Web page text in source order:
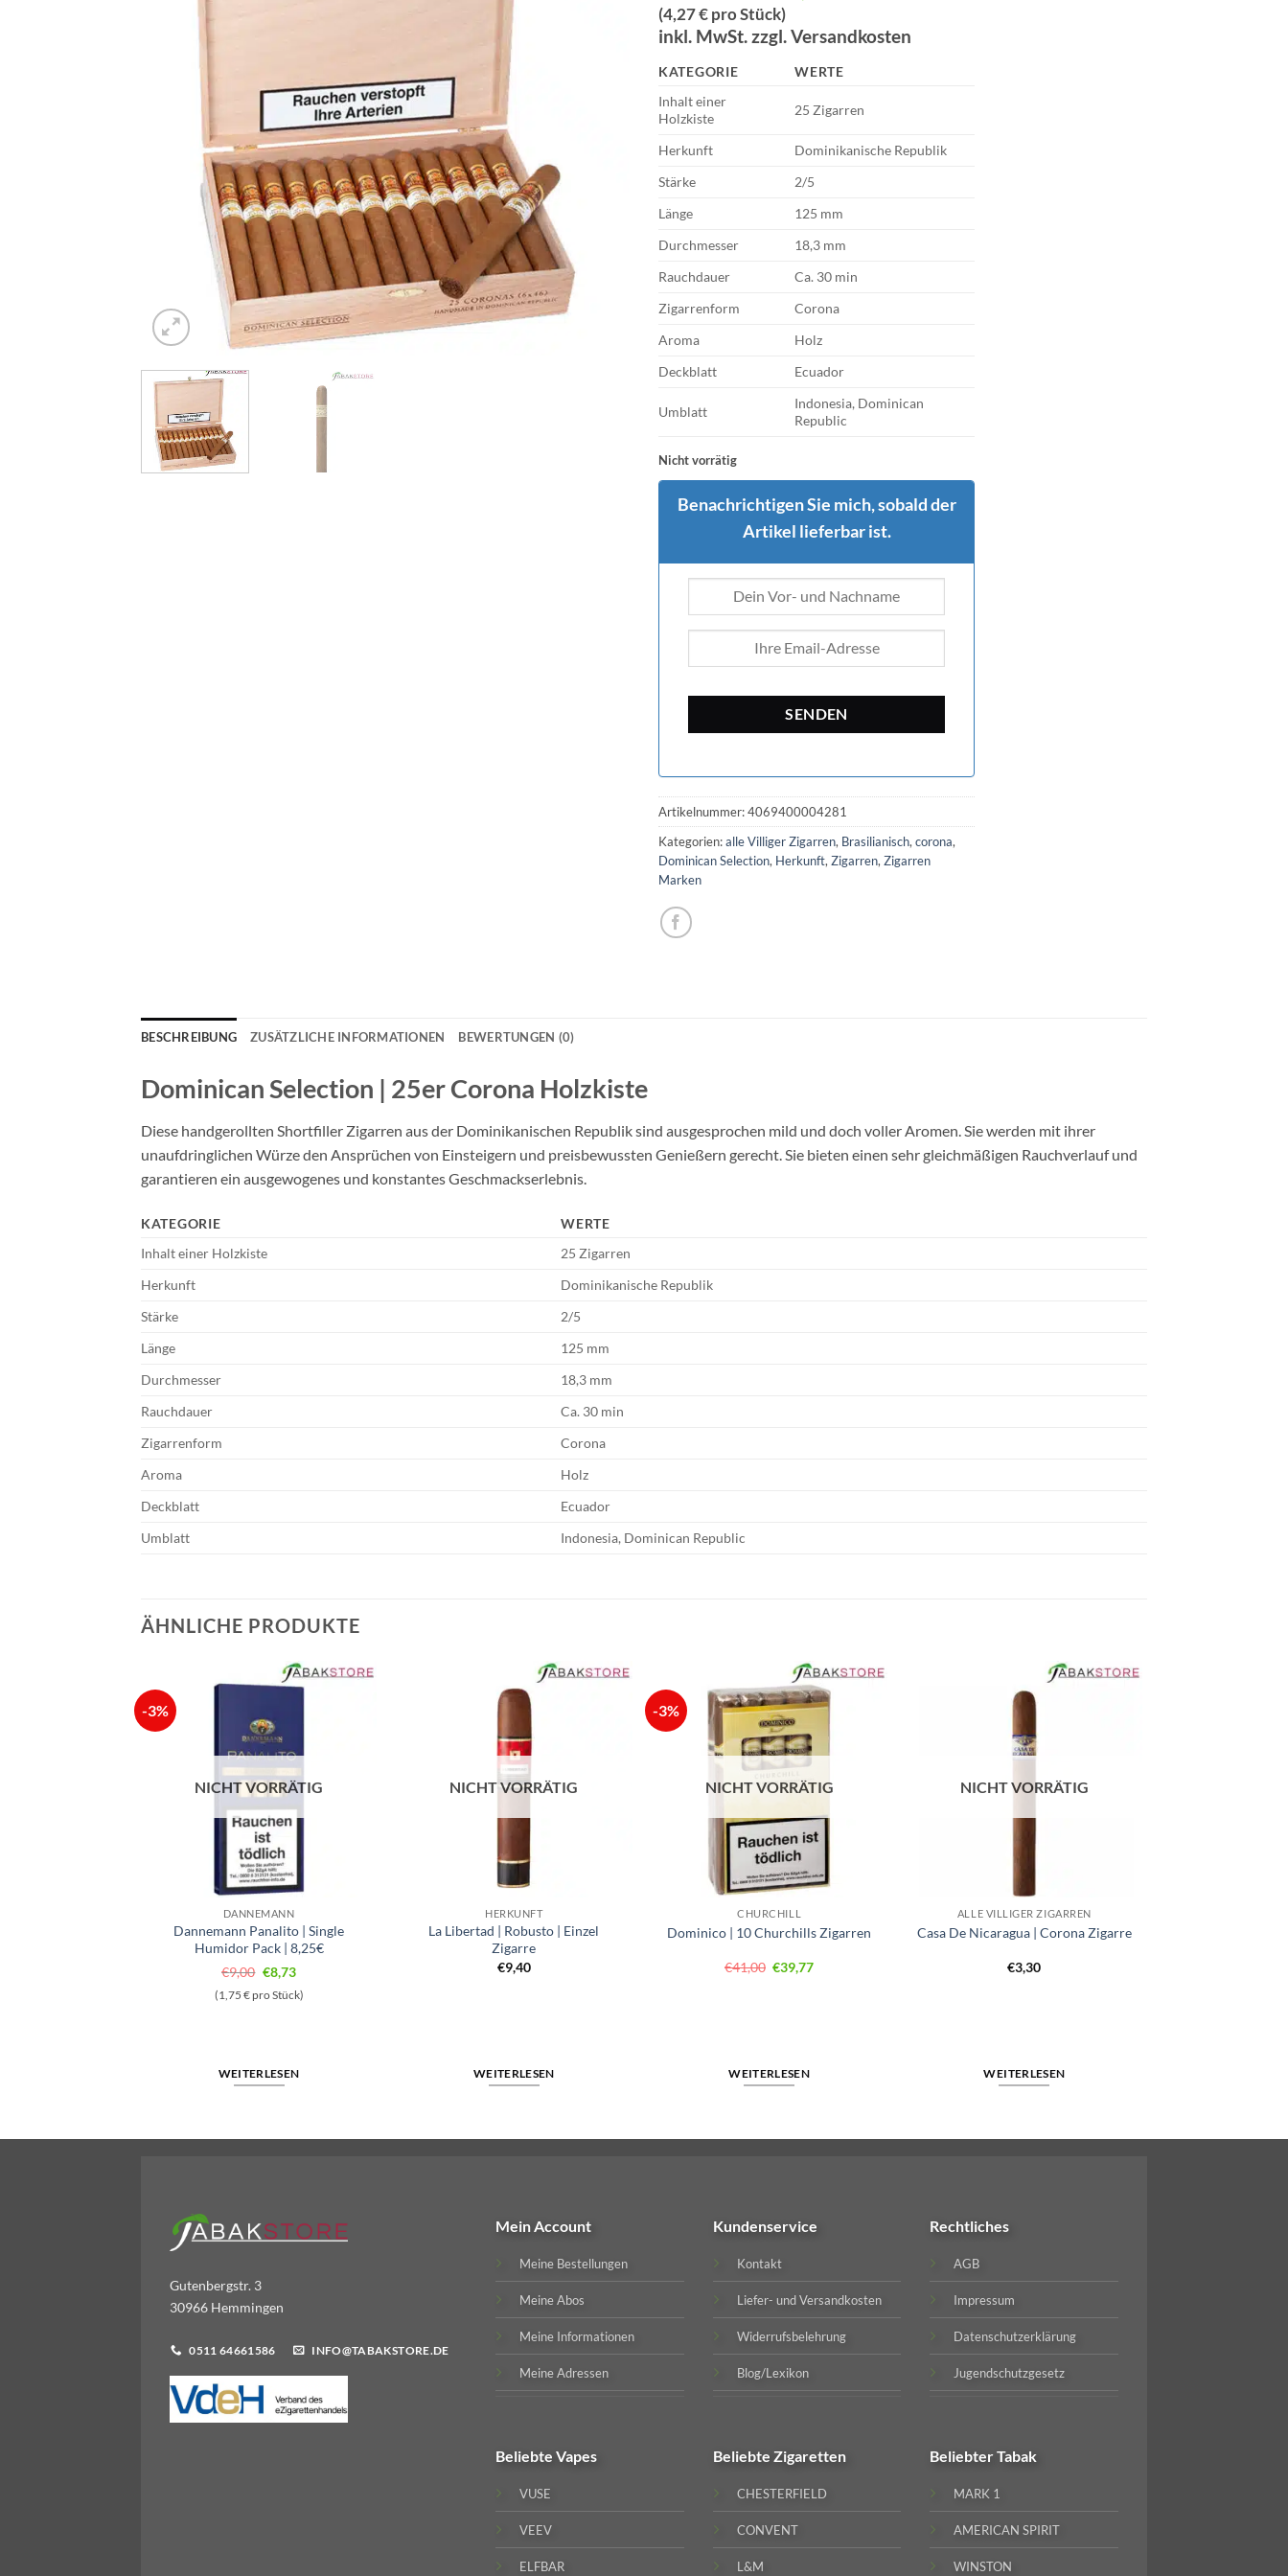
Preis
war:
ist:
(4,27 € pro Stück)
inkl. MwSt. zzgl. Versandkosten
KATEGORIE
WERTE
Inhalt einer
Holzkiste
25 Zigarren
Herkunft
Dominikanische Republik
Stärke
2/5
Länge
125 mm
Durchmesser
18,3 mm
Rauchdauer
Ca. 30 min
Zigarrenform
Corona
Aroma
Holz
Deckblatt
Ecuador
Umblatt
Indonesia, Dominican
Republic
Nicht vorrätig
Benachrichtigen Sie mich, sobald der
Artikel lieferbar ist.
Artikelnummer:4069400004281
Kategorien:alle Villiger Zigarren, Brasilianisch, corona,
Dominican Selection, Herkunft, Zigarren, Zigarren
Marken
BESCHREIBUNG ZUSÄTZLICHE INFORMATIONEN BEWERTUNGEN (0)
Dominican Selection | 25er Corona Holzkiste
Diese handgerollten Shortfiller Zigarren aus der Dominikanischen Republik sind ausgesprochen mild und doch voller Aromen. Sie werden mit ihrer
unaufdringlichen Würze den Ansprüchen von Einsteigern und preisbewussten Genießern gerecht. Sie bieten einen sehr gleichmäßigen Rauchverlauf und
garantieren ein ausgewogenes und konstantes Geschmackserlebnis.
KATEGORIE
WERTE
Inhalt einer Holzkiste
25 Zigarren
Herkunft
Dominikanische Republik
Stärke
2/5
Länge
125 mm
Durchmesser
18,3 mm
Rauchdauer
Ca. 30 min
Zigarrenform
Corona
Aroma
Holz
Deckblatt
Ecuador
Umblatt
Indonesia, Dominican Republic
ÄHNLICHE PRODUKTE
-3%
NICHT VORRÄTIG
DANNEMANN
Dannemann Panalito | Single
Humidor Pack | 8,25€
€9,00 Ursprünglicher
Preis
€8,73Aktueller
Preis
(1,75 € pro Stück)
WEITERLESEN
NICHT VORRÄTIG
HERKUNFT
La Libertad | Robusto | Einzel
Zigarre
€9,40
WEITERLESEN
-3%
NICHT VORRÄTIG
CHURCHILL
Dominico | 10 Churchills Zigarren
€41,00 Ursprünglicher
Preis
€39,77Aktueller
WEITERLESEN
NICHT VORRÄTIG
ALLE VILLIGER ZIGARREN
Casa De Nicaragua | Corona Zigarre
€3,30
WEITERLESEN
Gutenbergstr. 3
30966 Hemmingen
0511 64661586 INFO@TABAKSTORE.DE
Mein Account
Meine Bestellungen
Meine Abos
Meine Informationen
Meine Adressen
Kundenservice
Kontakt
Liefer- und Versandkosten
Widerrufsbelehrung
Blog/Lexikon
Rechtliches
AGB
Impressum
Datenschutzerklärung
Jugendschutzgesetz
BeliebteVapes
VUSE
VEEV
ELFBAR
Beliebte Zigaretten
CHESTERFIELD
CONVENT
L&M
BeliebterTabak
MARK 1
AMERICAN SPIRIT
WINSTON